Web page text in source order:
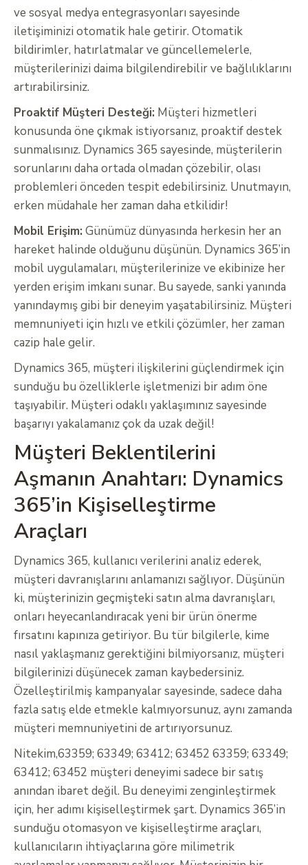
ve sosyal medya entegrasyonları sayesinde
iletişiminizi otomatik hale getirir. Otomatik
bildirimler, hatırlatmalar ve güncellemelerle,
müşterilerinizi daima bilgilendirebilir ve bağlılıklarını
artırabilirsiniz.
Proaktif Müşteri Desteği: Müşteri hizmetleri
konusunda öne çıkmak istiyorsanız, proaktif destek
sunmalısınız. Dynamics 365 sayesinde, müşterilerin
sorunlarını daha ortada olmadan çözebilir, olası
problemleri önceden tespit edebilirsiniz. Unutmayın,
erken müdahale her zaman daha etkilidir!
Mobil Erişim:Günümüz dünyasında herkesin her an
hareket halinde olduğunu düşünün. Dynamics 365’in
mobil uygulamaları, müşterilerinize ve ekibinize her
yerden erişim imkanı sunar. Bu sayede, sanki yanında
yanındaymış gibi bir deneyim yaşatabilirsiniz. Müşteri
memnuniyeti için hızlı ve etkili çözümler, her zaman
cazip hale gelir.
Dynamics 365, müşteri ilişkilerini güçlendirmek için
sunduğu bu özelliklerle işletmenizi bir adım öne
taşıyabilir. Müşteri odaklı yaklaşımınız sayesinde
başarıyı yakalamanız çok da uzak değil!
Müşteri Beklentilerini
Aşmanın Anahtarı: Dynamics
365’in Kişiselleştirme
Araçları
Dynamics 365, kullanıcı verilerini analiz ederek,
müşteri davranışlarını anlamanızı sağlıyor. Düşünün
ki, müşterinizin geçmişteki satın alma davranışları,
onları heyecanlandıracak yeni bir ürün önerme
fırsatını kapınıza getiriyor. Bu tür bilgilerle, kime
nasıl yaklaşmanız gerektiğini bilmiyorsanız, müşteri
bilgilerinizi düşünecek zaman kaybedersiniz.
Özelleştirilmiş kampanyalar sayesinde, sadece daha
fazla satış elde etmekle kalmıyorsunuz, aynı zamanda
müşteri memnuniyetini de artırıyorsunuz.
Nitekim,63359; 63349; 63412; 63452 63359; 63349;
63412; 63452 müşteri deneyimi sadece bir satış
anından ibaret değil. Bu deneyimi zenginleştirmek
için, her adımı kişiselleştirmek şart. Dynamics 365’in
sunduğu otomasyon ve kişiselleştirme araçları,
kullanıcıların ihtiyaçlarına göre milimetrik